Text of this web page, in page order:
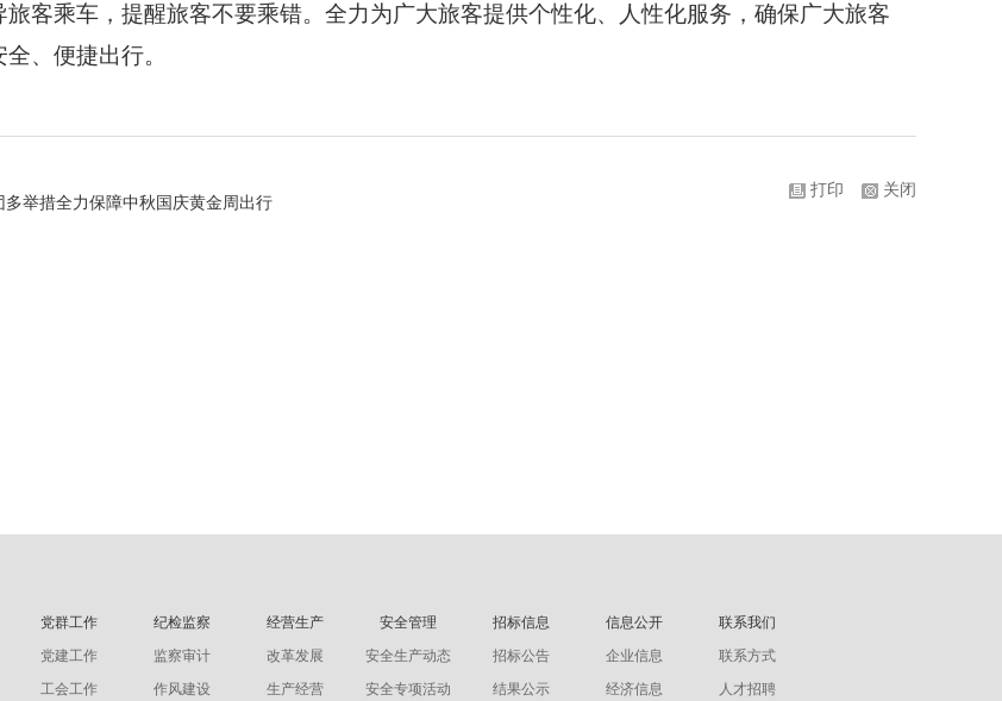
旅客乘车，提醒旅客不要乘错。全力为广大旅客提供个性化、人性化服务，确保广大旅客
、便捷出行。
多举措全力保障中秋国庆黄金周出行
关闭
打印
党群工作
党建工作
工会工作
纪检监察
监察审计
作风建设
经营生产
改革发展
生产经营
安全管理
安全生产动态
安全专项活动
招标信息
招标公告
结果公示
信息公开
企业信息
经济信息
联系我们
联系方式
人才招聘